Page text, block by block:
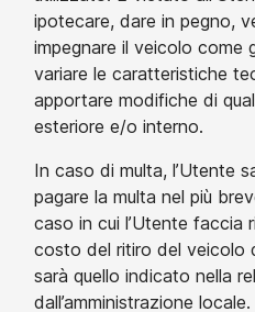
ipotecare, dare in pegno,
impegnare il veicolo come
variare le caratteristiche
apportare modifiche di
esteriore e/o interno.
In caso di multa, l’Utente
pagare la multa nel più
caso in cui l’Utente faccia
costo del ritiro del veicolo
sarà quello indicato nella
dall’amministrazione locale.